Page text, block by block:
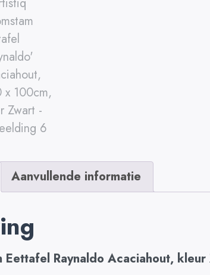
Aanvullende informatie
Eettafel Raynaldo Acaciahout, kleur